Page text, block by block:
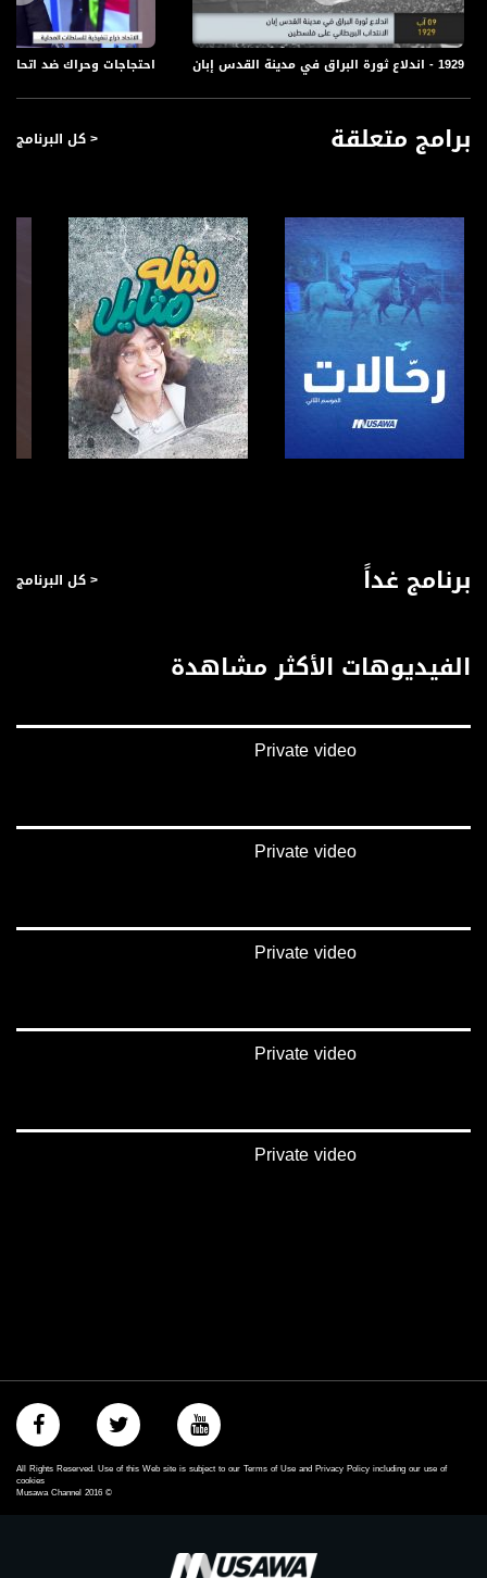
احتجاجات وحراك ضد اتحاد المياه 1929 - اندلاع ثورة البراق في مدينة القدس إبان الانتداب البريطاني على فلسطين-ذاكرة في التاريخ-08.09
برامج متعلقة < كل البرنامج
برنامج غداً < كل البرنامج
الفيديوهات الأكثر مشاهدة
Private video
Private video
Private video
Private video
Private video
All Rights Reserved. Use of this Web site is subject to our Terms of Use and Privacy Policy including our use of
cookies
©
2016